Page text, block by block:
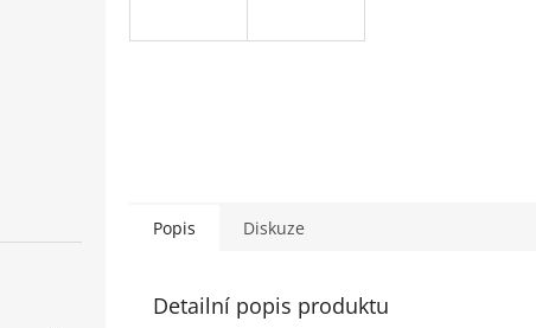
Popis Diskuze
Detailní popis produktu